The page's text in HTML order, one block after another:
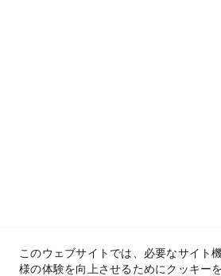
このウェブサイトでは、必要なサイト
様の体験を向上させるためにクッキー